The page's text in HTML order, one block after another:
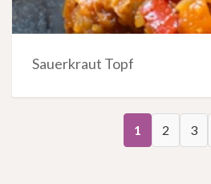
Sauerkraut Topf
1 2 3